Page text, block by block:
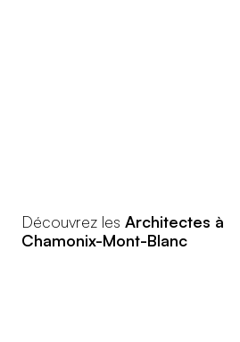
Découvrez les Architectes à
Chamonix-Mont-Blanc